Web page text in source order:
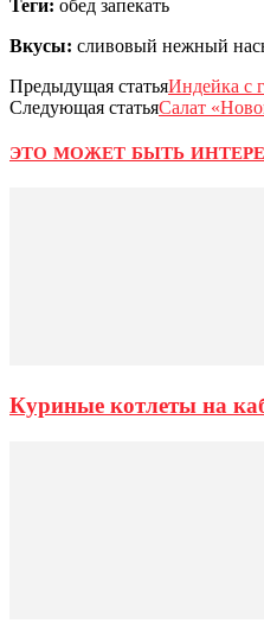
Теги: обед запекать
Вкусы: сливовый нежный
Предыдущая статьяИндейка с
Следующая статьяСалат
ЭТО МОЖЕТ БЫТЬ
Куриные котлеты на